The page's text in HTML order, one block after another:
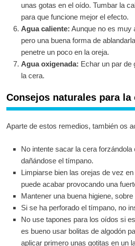
unas gotas en el oído. Tumbar la
para que funcione mejor el efecto.
Agua caliente: Aunque no es muy
pero una buena forma de
penetre un poco en la oreja.
Agua oxigenada: Echar un par de
la cera.
Consejos naturales para
Aparte de estos remedios, también os
No intente sacar la cera
dañándose el tímpano.
Limpiarse bien las orejas de vez
puede acabar provocando una
Mantener una buena higiene,
Si se ha perforado el tímpano, no
No use tapones para los oídos si
es bueno usar bolitas de algodón
aplicar primero unas gotitas en un